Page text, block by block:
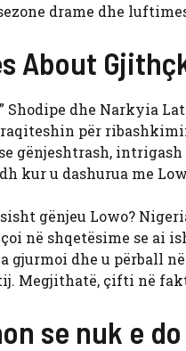
drame dhe
About
Shodipe dhe Narkyia
për
gënjeshtrash,
kur u dashurua me
gënjeu Lowo?
në shqetësime se ai
gjurmoi dhe u përball
Megjithatë, çifti në
se nuk e